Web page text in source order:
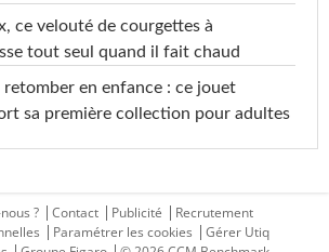
ce velouté de courgettes à
tout seul quand il fait chaud
retomber en enfance : ce jouet
sa première collection pour adultes
? Contact Publicité
Recrutement
Paramétrer les cookies
Gérer Utiq